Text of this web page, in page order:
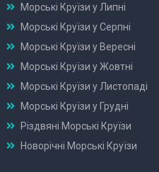
Морські Круїзи у Липні
Морські Круїзи у Серпні
Морські Круїзи у Вересні
Морські Круїзи у Жовтні
Морські Круїзи у Листопаді
Морські Круїзи у Грудні
Різдвяні Морські Круїзи
Новорічні Морські Круїзи